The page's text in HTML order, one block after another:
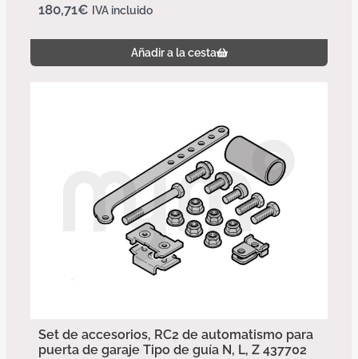
180,71€ IVA incluido
Añadir a la cesta
Set de accesorios, RC2 de automatismo para
puerta de garaje Tipo de guía N, L, Z 437702